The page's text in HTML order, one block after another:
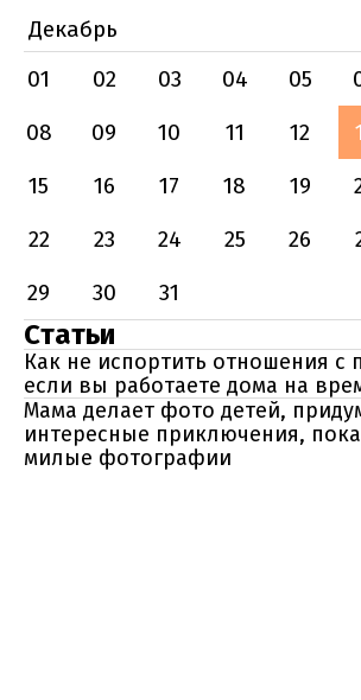
Декабрь
01
02 03 04 05
08
09 10 11 12
15
16 17 18 19
22
23 24 25 26
29
30 31
Статьи
Как не испортить отношения с
если вы работаете дома на
Мама делает фото детей,
интересные приключения, пока
милые фотографии